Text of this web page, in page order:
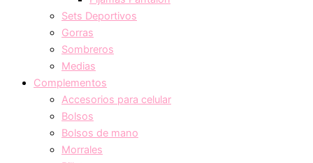
Sets Deportivos
Gorras
Sombreros
Medias
Complementos
Accesorios para celular
Bolsos
Bolsos de mano
Morrales